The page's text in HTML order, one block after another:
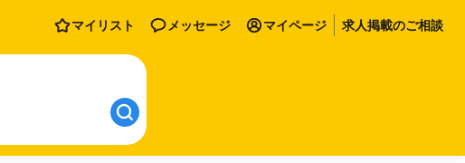
マイリスト メッセージ マイページ 求人掲載のご相談